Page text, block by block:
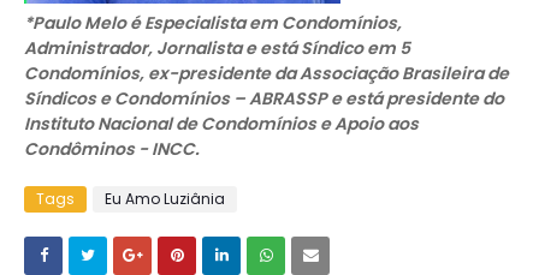
*Paulo Melo é Especialista em Condomínios,
Administrador, Jornalista e está Síndico em 5
Condomínios, ex-presidente da Associação Brasileira de
Síndicos e Condomínios – ABRASSP e está presidente do
Instituto Nacional de Condomínios e Apoio aos
Condôminos - INCC.
Tags Eu Amo Luziânia